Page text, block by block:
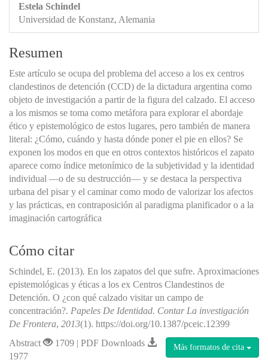
Estela Schindel
Universidad de Konstanz, Alemania
Resumen
Este artículo se ocupa del problema del acceso a los ex centros
clandestinos de detención (CCD) de la dictadura argentina como
objeto de investigación a partir de la figura del calzado. El acceso
a los mismos se toma como metáfora para explorar el abordaje
ético y epistemológico de estos lugares, pero también de manera
literal: ¿Cómo, cuándo y hasta dónde poner el pie en ellos? Se
exponen los modos en que en otros contextos históricos el zapato
aparece como índice metonímico de la subjetividad y la identidad
individual —o de su destrucción— y se destaca la perspectiva
urbana del pisar y el caminar como modo de valorizar los afectos
y las prácticas, en contraposición al paradigma planificador o a la
imaginación cartográfica
Cómo citar
Schindel, E. (2013). En los zapatos del que sufre. Aproximaciones
epistemológicas y éticas a los ex Centros Clandestinos de
Detención. O ¿con qué calzado visitar un campo de
concentración?. Papeles De Identidad. Contar La investigación
De Frontera, 2013(1). https://doi.org/10.1387/pceic.12399
Más formatos de cita
Abstract
1709 | PDF Downloads
1977